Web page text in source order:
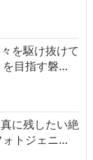
を駆け抜けて
を目指す磐…
に残したい絶
ォトジェニ…